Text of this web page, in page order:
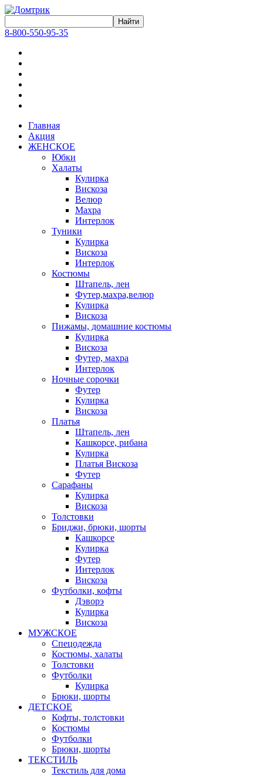
8-800-550-95-35
Главная
Акция
ЖЕНСКОЕ
Юбки
Халаты
Кулирка
Вискоза
Велюр
Махра
Интерлок
Туники
Кулирка
Вискоза
Интерлок
Костюмы
Штапель, лен
Футер,махра,велюр
Кулирка
Вискоза
Пижамы, домашние костюмы
Кулирка
Вискоза
Футер, махра
Интерлок
Ночные сорочки
Футер
Кулирка
Вискоза
Платья
Штапель, лен
Кашкорсе, рибана
Кулирка
Платья Вискоза
Футер
Сарафаны
Кулирка
Вискоза
Толстовки
Бриджи, брюки, шорты
Кашкорсе
Кулирка
Футер
Интерлок
Вискоза
Футболки, кофты
Дэворэ
Кулирка
Вискоза
МУЖСКОЕ
Спецодежда
Костюмы, халаты
Толстовки
Футболки
Кулирка
Брюки, шорты
ДЕТСКОЕ
Кофты, толстовки
Костюмы
Футболки
Брюки, шорты
ТЕКСТИЛЬ
Текстиль для дома